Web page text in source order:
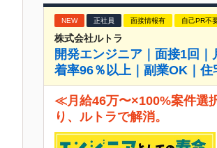
NEW 正社員 面接情報有 自己PR不
株式会社ルトラ
開発エンジニア｜面接1回
着率96％以上｜副業OK｜住
≪月給46万〜×100%案件選
り、ルトラで解消。